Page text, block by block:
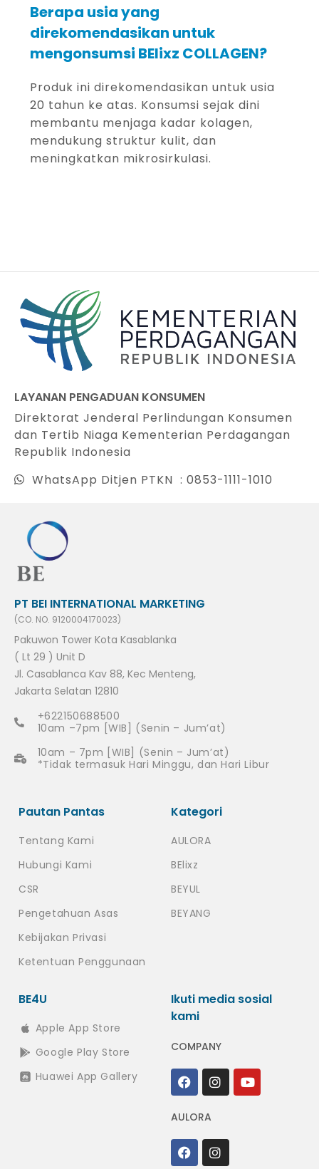
Berapa usia yang
direkomendasikan untuk
mengonsumsi BElixz COLLAGEN?
Produk ini direkomendasikan untuk usia
20 tahun ke atas. Konsumsi sejak dini
membantu menjaga kadar kolagen,
mendukung struktur kulit, dan
meningkatkan mikrosirkulasi.
LAYANAN PENGADUAN KONSUMEN
Direktorat Jenderal Perlindungan Konsumen
dan Tertib Niaga Kementerian Perdagangan
Republik Indonesia
WhatsApp Ditjen PTKN : 0853-1111-1010
PT BEI INTERNATIONAL MARKETING
(CO. NO. 9120004170023)
Pakuwon Tower Kota Kasablanka
( Lt 29 ) Unit D
Jl. Casablanca Kav 88, Kec Menteng,
Jakarta Selatan 12810
+622150688500
10am –7pm [WIB] (Senin – Jum’at)
10am – 7pm [WIB] (Senin – Jum’at)
*Tidak termasuk Hari Minggu, dan Hari Libur
Pautan Pantas
Tentang Kami
Hubungi Kami
CSR
Pengetahuan Asas
Kebijakan Privasi
Ketentuan Penggunaan
Kategori
AULORA
BElixz
BEYUL
BEYANG
BE4U
Apple App Store
Google Play Store
Huawei App Gallery
Ikuti media sosial
kami
COMPANY
AULORA